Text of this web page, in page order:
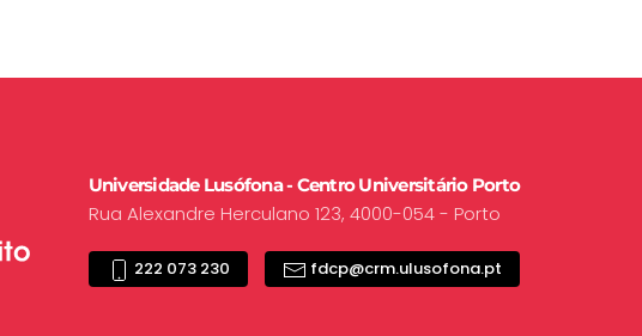
Universidade Lusófona - Centro Universitário Porto
Rua Alexandre Herculano 123, 4000-054 - Porto
222 073 230 fdcp@crm.ulusofona.pt